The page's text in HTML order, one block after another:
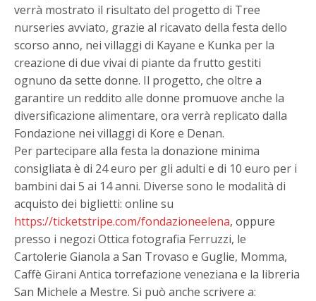
verrà mostrato il risultato del progetto di Tree
nurseries avviato, grazie al ricavato della festa dello
scorso anno, nei villaggi di Kayane e Kunka per la
creazione di due vivai di piante da frutto gestiti
ognuno da sette donne. Il progetto, che oltre a
garantire un reddito alle donne promuove anche la
diversificazione alimentare, ora verrà replicato dalla
Fondazione nei villaggi di Kore e Denan.
Per partecipare alla festa la donazione minima
consigliata è di 24 euro per gli adulti e di 10 euro per i
bambini dai 5 ai 14 anni. Diverse sono le modalità di
acquisto dei biglietti: online su
https://ticketstripe.com/fondazioneelena, oppure
presso i negozi Ottica fotografia Ferruzzi, le
Cartolerie Gianola a San Trovaso e Guglie, Momma,
Caffè Girani Antica torrefazione veneziana e la libreria
San Michele a Mestre. Si può anche scrivere a: